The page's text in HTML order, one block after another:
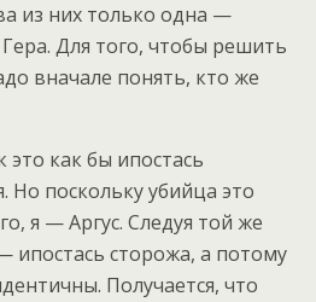
из них только одна —
Для того, чтобы решить
вначале понять, кто же
это как бы ипостась
Но поскольку убийца это
я — Аргус. Следуя той же
ипостась сторожа, а потому
Получается, что